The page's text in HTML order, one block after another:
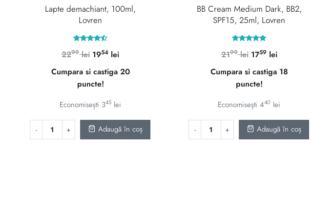
Lapte demachiant, 100ml,
Lovren
4.50
din 5
2299 lei Prețul
inițial
a
fost:
2299 lei.
1954 leiPrețul
curent
este:
Cumpara si castiga 20
puncte!
Economisești 345 lei
Adaugă în coș
BB Cream Medium Dark, BB2,
SPF15, 25ml, Lovren
5.00
din 5
2199 lei Prețul
inițial
a
fost:
2199 lei.
1759 leiPrețul
curent
este:
Cumpara si castiga 18
puncte!
Economisești 440 lei
Adaugă în coș